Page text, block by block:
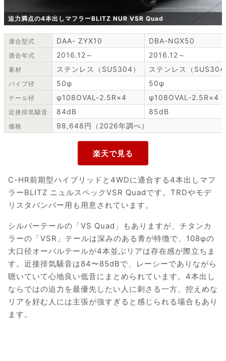
迫力満点の4本出しマフラーBLITZ NUR VSR Quad
適合型式 DAA- ZYX10 DBA-NGX50
適合年式 2016.12～ 2016.12～
素材 ステンレス（SUS304） ステンレス（
パイプ径 50φ 50φ
テール径 φ108OVAL-2.5R×4 φ108OVAL-2.5R×4
近接排気騒音 84dB 85dB
価格 98,648円（2026年調べ）
C-HR前期型ハイブリッドと4WDに適合する4本出しマフ
ラーBLITZ ニュルスペックVSR Quadです。TRDやモデ
リスタバンパー用も用意されています。
シルバーテールの「VS Quad」もありますが、チタンカ
ラーの「VSR」テールは深みのある青が特徴で、108φの
大口径オーバルテールが4本並ぶリアは存在感が際立ちま
す。近接排気騒音は84〜85dBで、レーシーでありながら
聴いていて心地良い低音にまとめられています。4本出し
ならではの迫力を最優先したい人に刺さる一方、控えめな
リアを好む人には主張が強すぎると感じられる場合もあり
ます。